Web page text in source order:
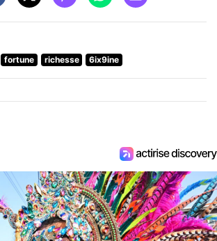
fortune richesse 6ix9ine